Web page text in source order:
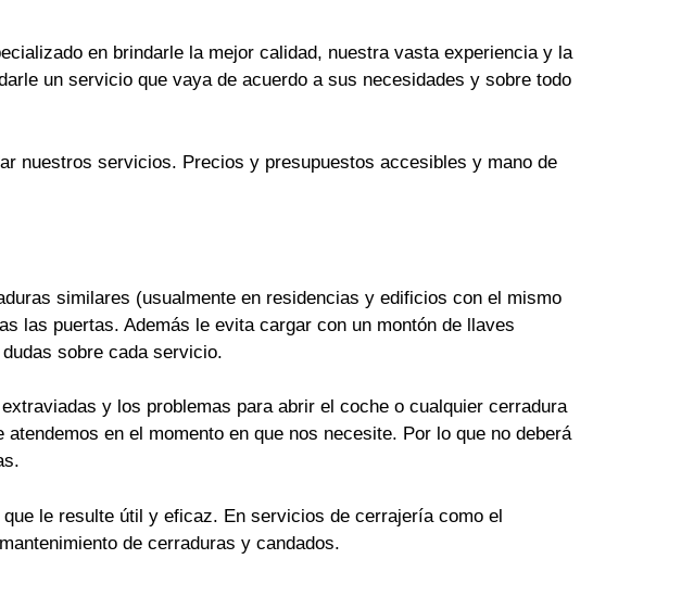
en brindarle la mejor calidad, nuestra vasta experiencia y la
un servicio que vaya de acuerdo a sus necesidades y sobre todo
nuestros servicios. Precios y presupuestos accesibles y mano de
similares (usualmente en residencias y edificios con el mismo
las puertas. Además le evita cargar con un montón de llaves
sobre cada servicio.
y los problemas para abrir el coche o cualquier cerradura
en el momento en que nos necesite. Por lo que no deberá
le resulte útil y eficaz. En servicios de cerrajería como el
de cerraduras y candados.